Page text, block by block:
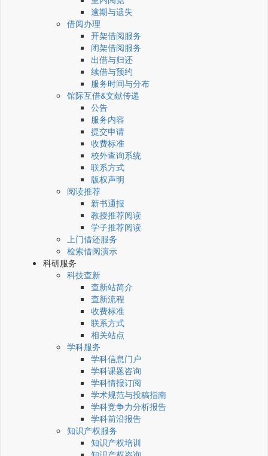
逾期与遗失
借阅办理
开架借阅服务
闭架借阅服务
出借与归还
续借与预约
服务时间与分布
馆际互借&文献传递
公告
服务内容
提交申请
收费标准
校外查询系统
联系方式
版权声明
阅读推荐
新书通报
教授推荐阅读
学子推荐阅读
上门借还服务
检索借阅演示
科研服务
科技查新
查新站简介
查新流程
收费标准
联系方式
相关站点
学科服务
学科信息门户
学科课题咨询
学科情报订阅
学术规范与投稿指南
学科竞争力分析报告
学科前沿报告
知识产权服务
知识产权培训